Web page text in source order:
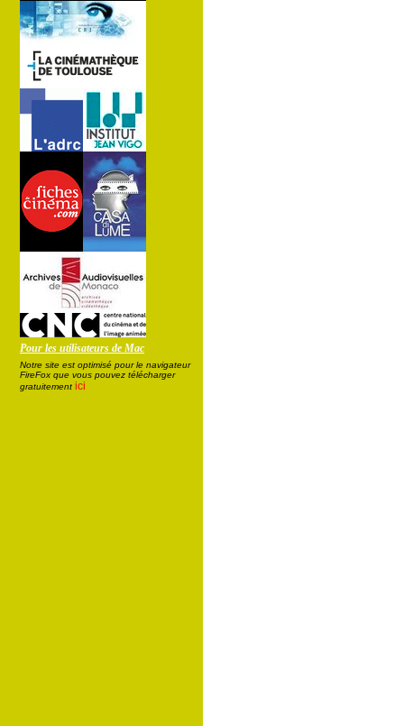
Pour les utilisateurs de Mac
Notre site est optimisé pour le navigateur
FireFox que vous pouvez télécharger
gratuitement ici